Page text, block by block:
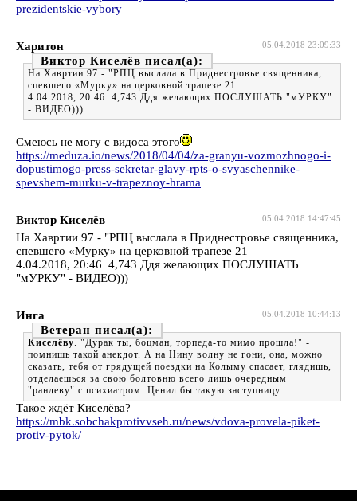
prezidentskie-vybory
05.04.2018 23:09:33
Харитон
Виктор Киселёв
На Хавртии 97 - "РПЦ выслала в Приднестровье священника,
спевшего «Мурку» на церковной трапезе 21
4.04.2018, 20:46 4,743 Ддя желающих ПОСЛУШАТЬ "мУРКУ"
- ВИДЕО)))
Смеюсь не могу с видоса этого
https://meduza.io/news/2018/04/04/za-granyu-vozmozhnogo-i-
dopustimogo-press-sekretar-glavy-rpts-o-svyaschennike-
spevshem-murku-v-trapeznoy-hrama
05.04.2018 14:47:45
Виктор Киселёв
На Хавртии 97 - "РПЦ выслала в Приднестровье священника,
спевшего «Мурку» на церковной трапезе 21
4.04.2018, 20:46 4,743 Ддя желающих ПОСЛУШАТЬ
"мУРКУ" - ВИДЕО)))
05.04.2018 10:44:13
Инга
Ветеран
Киселёву. "Дурак ты, боцман, торпеда-то мимо прошла!" -
помнишь такой анекдот. А на Нину волну не гони, она, можно
сказать, тебя от грядущей поездки на Колыму спасает, глядишь,
отделаешься за свою болтовню всего лишь очередным
"рандеву" с психиатром. Ценил бы такую заступницу.
Такое ждёт Киселёва?
https://mbk.sobchakprotivvseh.ru/news/vdova-provela-piket-
protiv-pytok/